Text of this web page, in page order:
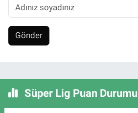
Gönder
Süper Lig Puan Durumu